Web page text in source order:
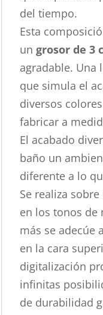
del tiempo.
Esta
un grosor de 3
agradable. Una
que simula el
diversos
fabricar a
El acabado
baño un
diferente a lo
Se realiza
en los tonos de
más se adecúe
en la cara
digitalización
infinitas
de durabilidad